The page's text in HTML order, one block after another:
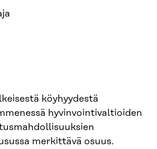
köyhyydestä
hyvinvointivaltioiden
merkittävä osuus.